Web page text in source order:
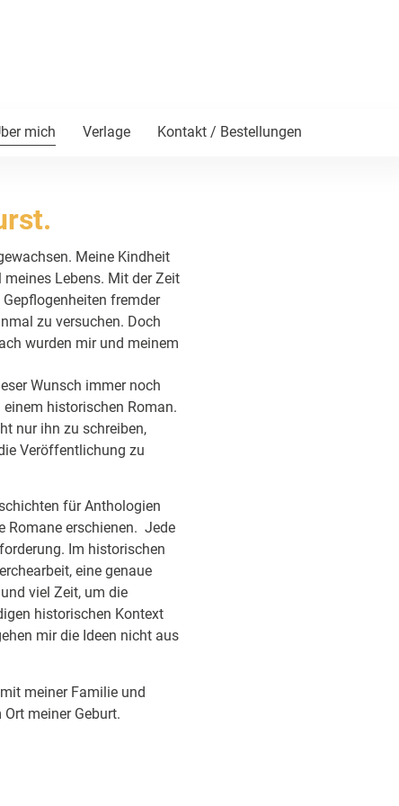
mich Verlage Kontakt / Bestellungen
Meine Kindheit
Lebens. Mit der Zeit
fremder
zu versuchen. Doch
wurden mir und meinem
Wunsch immer noch
historischen Roman.
nur ihn zu schreiben,
Veröffentlichung zu
für Anthologien
Romane erschienen. Jede
Im historischen
eine genaue
viel Zeit, um die
historischen Kontext
mir die Ideen nicht aus
meiner Familie und
meiner Geburt.